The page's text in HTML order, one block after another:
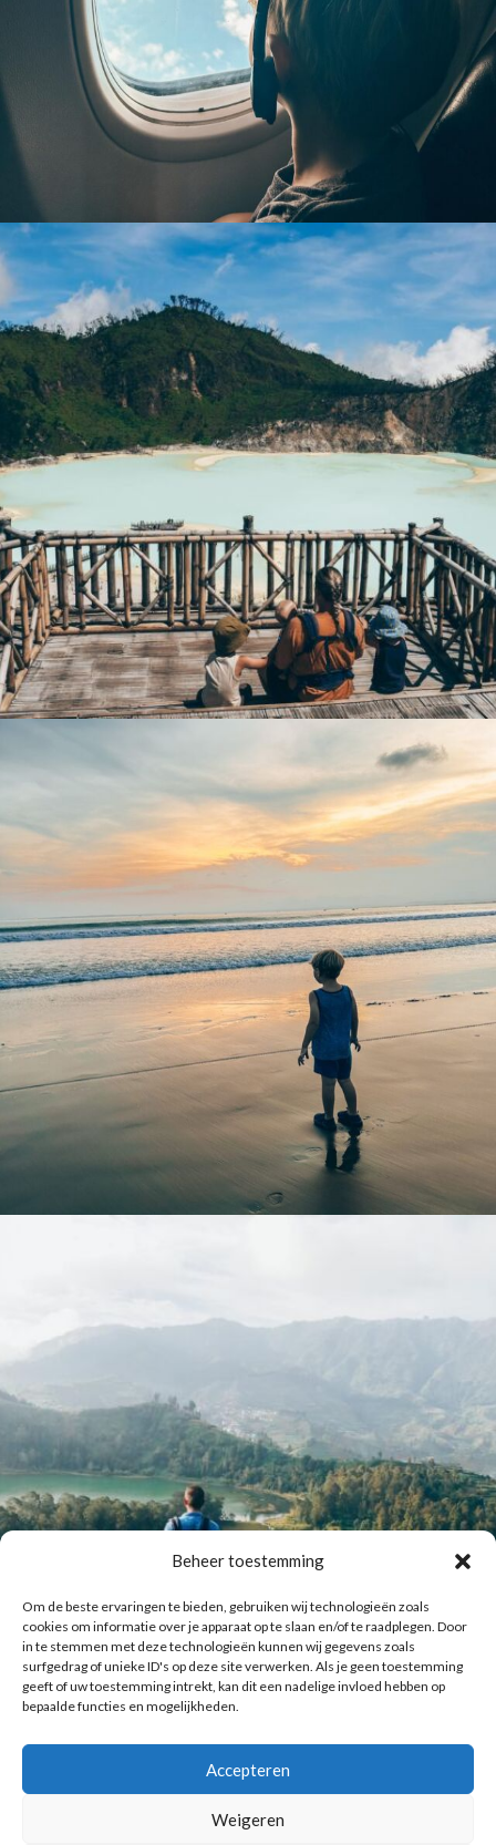
Beheer toestemming
Om de beste ervaringen te bieden, gebruiken wij technologieën zoals
cookies om informatie over je apparaat op te slaan en/of te raadplegen. Door
in te stemmen met deze technologieën kunnen wij gegevens zoals
surfgedrag of unieke ID's op deze site verwerken. Als je geen toestemming
geeft of uw toestemming intrekt, kan dit een nadelige invloed hebben op
bepaalde functies en mogelijkheden.
Accepteren
Weigeren
Laat meer posts zien Volg me op Instagram